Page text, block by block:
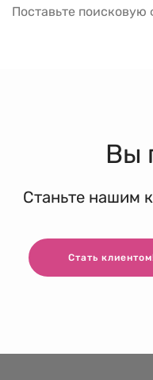
Поставьте поисковую
Вы
Станьте нашим
Стать